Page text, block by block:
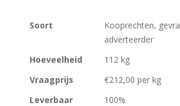
Soort
Kooprechten,
adverteerder
Hoeveelheid
112 kg
Vraagprijs
€212,00 per kg
Leverbaar
100%